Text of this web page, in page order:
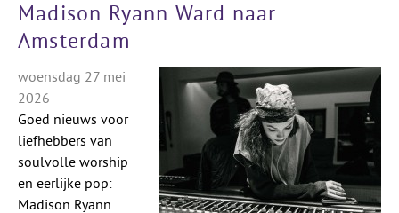
Madison Ryann Ward naar
Amsterdam
woensdag 27 mei
2026
Goed nieuws voor
liefhebbers van
soulvolle worship
en eerlijke pop:
Madison Ryann